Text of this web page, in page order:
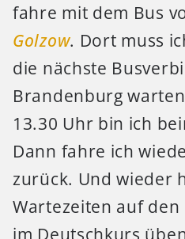
fahre mit dem Bus
Golzow. Dort muss
die nächste
Brandenburg
13.30 Uhr bin ich
Dann fahre ich
zurück. Und wieder
Wartezeiten auf den
im Deutschkurs